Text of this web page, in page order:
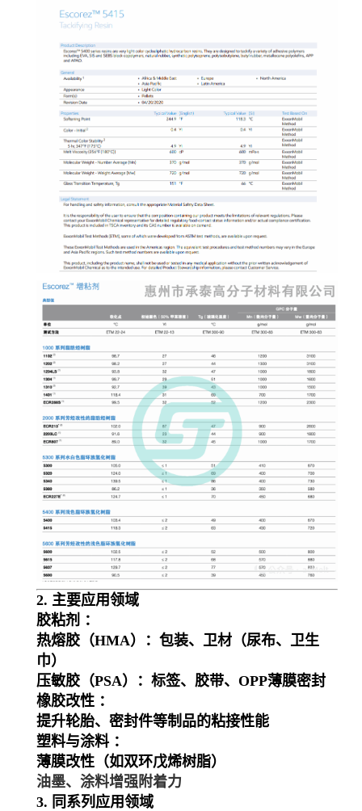
2. 主要应用领域
胶粘剂 ：
热熔胶（HMA）：包装、卫材（尿布、卫生
巾）
压敏胶（PSA）：标签、胶带、OPP薄膜密封
橡胶改性 ：
提升轮胎、密封件等制品的粘接性能
塑料与涂料 ：
薄膜改性（如双环戊烯树脂）
油墨、涂料增强附着力
3. 同系列应用领域